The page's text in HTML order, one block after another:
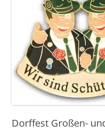
Dorffest Großen-